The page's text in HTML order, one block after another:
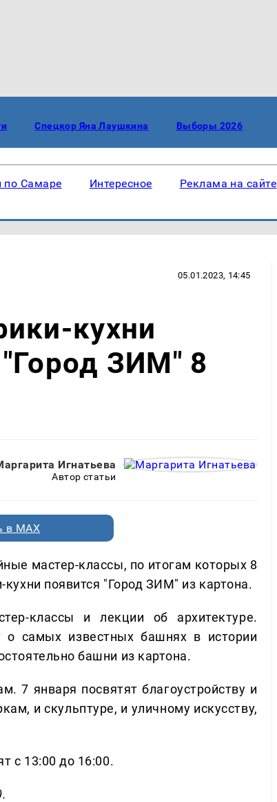
Спецкор Яна Лаушкина Выборы 2026
по Самаре Интересное Реклама на сайте
05.01.2023, 14:45
кухни
ЗИМ" 8
Игнатьева
Автор статьи
в MAX
мастер-классы, по итогам которых 8
появится "Город ЗИМ" из картона.
классы и лекции об архитектуре.
самых известных башнях в истории
башни из картона.
7 января посвятят благоустройству и
и скульптуре, и уличному искусству,
с 13:00 до 16:00.